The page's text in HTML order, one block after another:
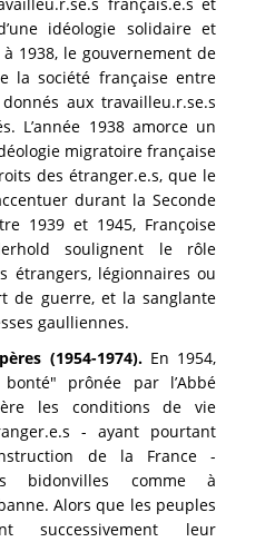
idéologie solidaire et
1938, le gouvernement de
la société française entre
aux travailleu.r.se.s
L’année 1938 amorce un
migratoire française
des étranger.e.s, que le
durant la Seconde
1939 et 1945, Françoise
soulignent le rôle
étrangers, légionnaires ou
de guerre, et la sanglante
gaulliennes.
(1954-1974).En 1954,
prônée par l’Abbé
les conditions de vie
- ayant pourtant
de la France -
bidonvilles comme à
Alors que les peuples
successivement leur